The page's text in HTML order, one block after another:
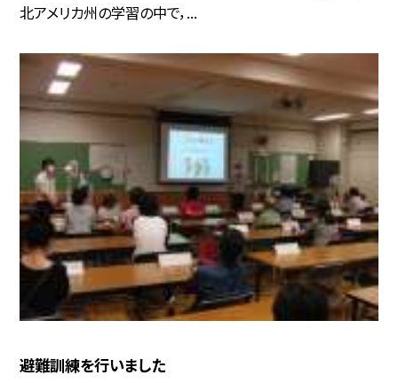
北アメリカ州の学習の中で，...
避難訓練を行いました